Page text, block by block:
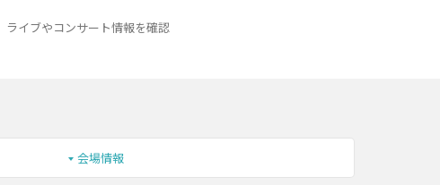
ライブやコンサート情報を確認
会場情報